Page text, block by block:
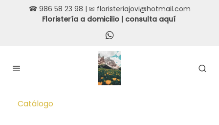
☎ 986 58 23 98 | ✉ floristeriajovi@hotmail.com
Floristería a domicilio | consulta aquí
Catálogo